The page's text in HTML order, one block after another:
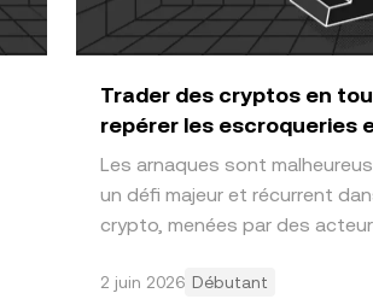
Trader des cryptos en
repérer les escroqueries
Les arnaques sont
un défi majeur et récurrent
crypto, menées par des
2 juin 2026 Débutant